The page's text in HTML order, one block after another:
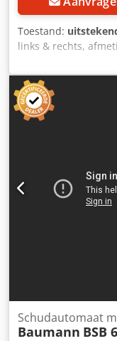
Toestand:
links & rechts,
Schudautomaat
Baumann BSB